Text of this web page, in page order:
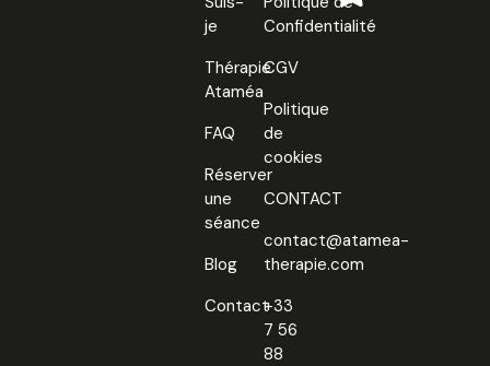
je
Thérapie
Ataméa
FAQ
Réserver
une
séance
Blog
Contact
Confidentialité
CGV
Politique
de
cookies
CONTACT
contact@atamea-
therapie.com
+33
7 56
88